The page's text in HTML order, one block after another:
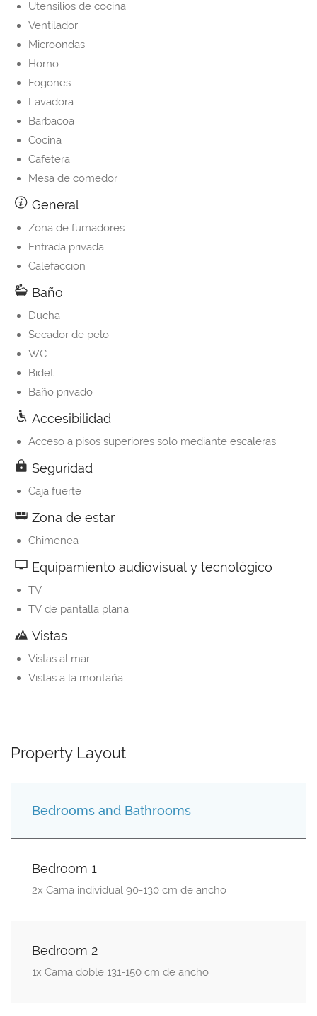
Utensilios de cocina
Ventilador
Microondas
Horno
Fogones
Lavadora
Barbacoa
Cocina
Cafetera
Mesa de comedor
General
Zona de fumadores
Entrada privada
Calefacción
Baño
Ducha
Secador de pelo
WC
Bidet
Baño privado
Accesibilidad
Acceso a pisos superiores solo mediante escaleras
Seguridad
Caja fuerte
Zona de estar
Chimenea
Equipamiento audiovisual y tecnológico
TV
TV de pantalla plana
Vistas
Vistas al mar
Vistas a la montaña
Property Layout
Bedrooms and Bathrooms
Bedroom 1
2x Cama individual 90-130 cm de ancho
Bedroom 2
1x Cama doble 131-150 cm de ancho